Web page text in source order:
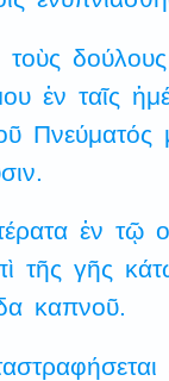
τοὺς δούλους
ἐν ταῖς
Πνεύματός
ἐν τῷ
τῆς γῆς
καπνοῦ.